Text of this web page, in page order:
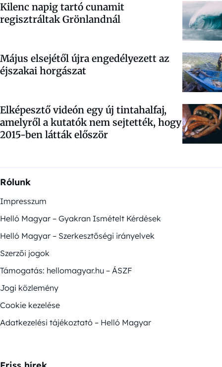
Kilenc napig tartó cunamit
regisztráltak Grönlandnál
Május elsejétől újra engedélyezett az
éjszakai horgászat
Elképesztő videón egy új tintahalfaj,
amelyről a kutatók nem sejtették, hogy
2015-ben látták először
Rólunk
Impresszum
Helló Magyar – Gyakran Ismételt Kérdések
Helló Magyar – Szerkesztőségi irányelvek
Szerzői jogok
Támogatás: hellomagyar.hu – ÁSZF
Jogi közlemény
Cookie kezelése
Adatkezelési tájékoztató – Helló Magyar